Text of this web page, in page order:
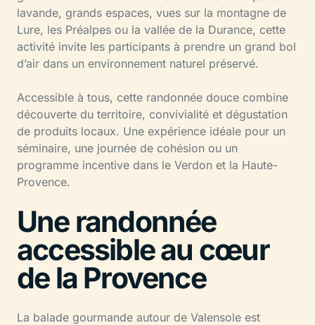
lavande, grands espaces, vues sur la montagne de
Lure, les Préalpes ou la vallée de la Durance, cette
activité invite les participants à prendre un grand bol
d’air dans un environnement naturel préservé.
Accessible à tous, cette randonnée douce combine
découverte du territoire, convivialité et dégustation
de produits locaux. Une expérience idéale pour un
séminaire, une journée de cohésion ou un
programme incentive dans le Verdon et la Haute-
Provence.
Une randonnée
accessible au cœur
de la Provence
La balade gourmande autour de Valensole est